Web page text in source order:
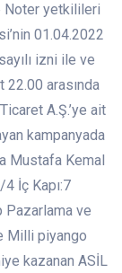
Noter yetkilileri
01.04.2022
izni ile ve
arasında
A.Ş.’ye ait
kampanyada
Mustafa Kemal
İç Kapı:7
Pazarlama ve
Milli piyango
kazanan ASİL